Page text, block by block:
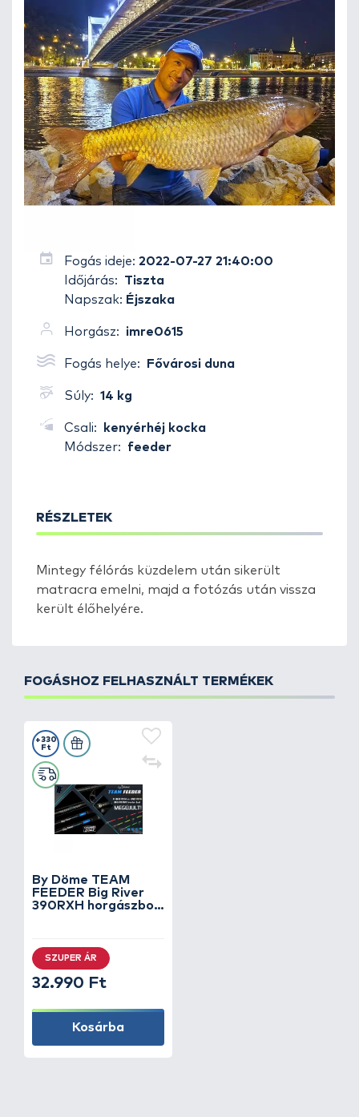
Fogás ideje: 2022-07-27 21:40:00
Időjárás:
Tiszta
Napszak: Éjszaka
Horgász: imre0615
Fogás helye: Fővárosi duna
Súly: 14 kg
Csali:
kenyérhéj kocka
Módszer:
feeder
RÉSZLETEK
Mintegy félórás küzdelem után sikerült
matracra emelni, majd a fotózás után vissza
került élőhelyére.
FOGÁSHOZ FELHASZNÁLT TERMÉKEK
By Döme TEAM
FEEDER Big River
390RXH horgászbot
+330
Ft
SZUPER ÁR
32.990 Ft
Kosárba